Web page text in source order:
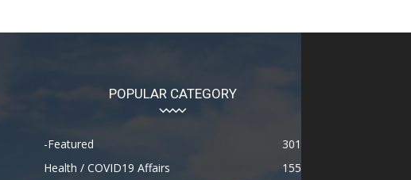
POPULAR CATEGORY
-Featured
301
Health / COVID19 Affairs
155